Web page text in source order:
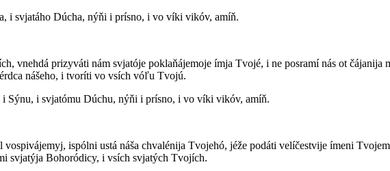
i svjatáho Dúcha, nýňi i prísno, i vo víki vikóv, amíň.
vnehdá prizyváti nám svjatóje poklaňájemoje ímja Tvojé, i ne posramí nás ot
nášeho, i tvoríti vo vsích vóľu Tvojú.
Sýnu, i svjatómu Dúchu, nýňi i prísno, i vo víki vikóv, amíň.
ispólni ustá náša chvalénija Tvojehó, jéže podáti velíčestvije ímeni
svjatýja Bohoródicy, i vsích svjatých Tvojích.